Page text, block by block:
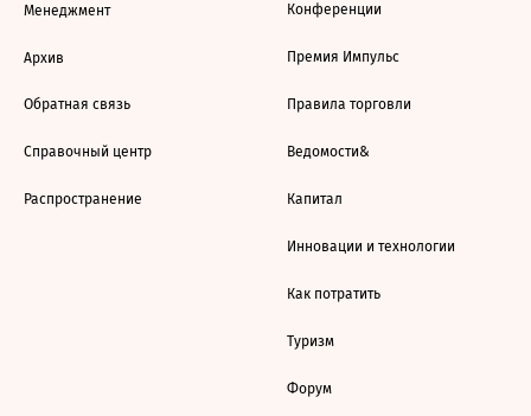
Менеджмент
Архив
Обратная связь
Справочный центр
Распространение
Конференции
Премия Импульс
Правила торговли
Ведомости&
Капитал
Инновации и технологии
Как потратить
Туризм
Форум